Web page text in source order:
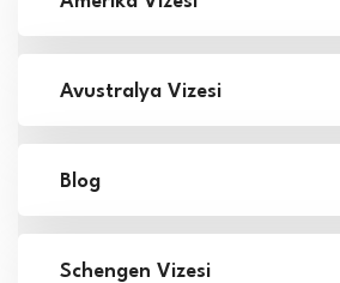
Avustralya Vizesi
Blog
Schengen Vizesi